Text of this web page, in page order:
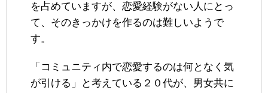
を占めていますが、恋愛経験がない人にとっ
て、そのきっかけを作るのは難しいようで
す。
「コミュニティ内で恋愛するのは何となく気
が引ける」と考えている２０代が、男女共に